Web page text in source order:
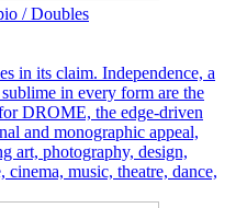
/ Doubles
in its claim. Independence, a
in every form are the
DROME, the edge-driven
and monographic appeal,
art, photography, design,
music, theatre, dance,